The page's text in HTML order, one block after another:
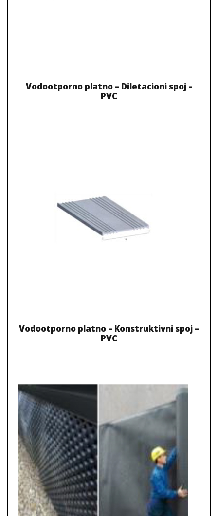
Vodootporno platno – Diletacioni spoj –
PVC
Vodootporno platno – Konstruktivni spoj –
PVC